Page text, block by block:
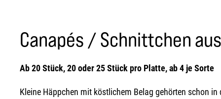
Canapés / Schnittchen
Ab 20 Stück, 20 oder 25 Stück pro Platte, ab 4 je Sorte
Kleine Häppchen mit köstlichem Belag gehörten schon